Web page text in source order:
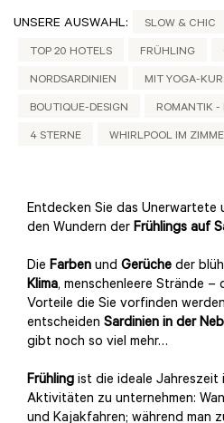
UNSERE AUSWAHL: SLOW & CHIC
TOP 20 HOTELS FRÜHLING
NORDSARDINIEN MIT YOGA-
BOUTIQUE-DESIGN ROMANTIK -
4 STERNE WHIRLPOOL IM
Entdecken Sie das Unerwartete
den Wundern der Frühlings auf
Die Farben und Gerüche der
Klima, menschenleere Strände –
Vorteile die Sie vorfinden
entscheiden Sardinien in der
gibt noch so viel mehr…
Frühling ist die ideale Jahreszeit
Aktivitäten zu unternehmen:
und Kajakfahren; während man